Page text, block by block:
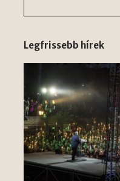
Legfrissebb hírek